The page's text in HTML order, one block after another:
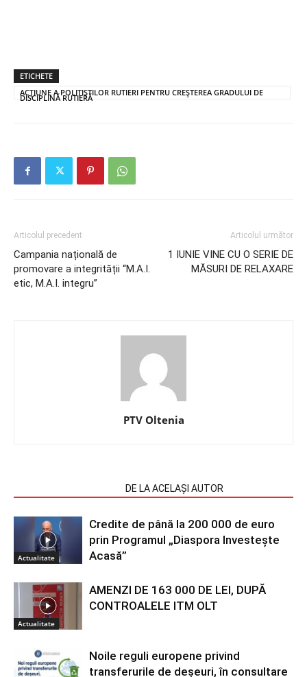
ETICHETE
ACŢIUNE A POLIŢIŞTILOR RUTIERI PENTRU CREŞTEREA GRADULUI DE
DISCIPLINĂ RUTIERĂ
Articolul precedent
Campania națională de
promovare a integrității “M.A.I.
etic, M.A.I. integru”
Articolul următor
1 IUNIE VINE CU O SERIE DE
MĂSURI DE RELAXARE
PTV Oltenia
DE LA ACELAȘI AUTOR
Actualitate
Credite de până la 200 000 de euro
prin Programul „Diaspora Investește
Acasă”
Actualitate
AMENZI DE 163 000 DE LEI, DUPĂ
CONTROALELE ITM OLT
Noile reguli europene privind
transferurile de deșeuri, în consultare